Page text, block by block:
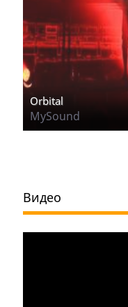
Orbital
MySound
Видео